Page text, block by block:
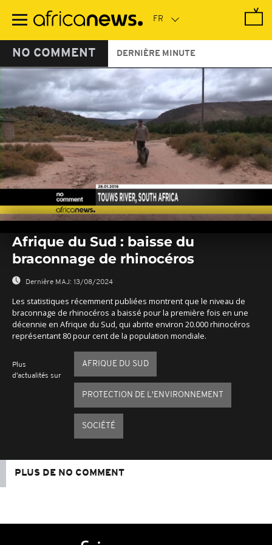
contenu
NO COMMENT DERNIÈRE MINUTE
seconds
seconds
Afrique du Sud : baisse du
braconnage de rhinocéros
Dernière MAJ: 13/08/2024
Les statistiques récemment publiées montrent que le niveau de
braconnage de rhinocéros a baissé pour la première fois en une
décennie en Afrique du Sud, qui abrite environ 20.000 rhinocéros
représentant 80 pour cent de la population mondiale.
Plus
d'actualités sur
AFRIQUE DU SUD
PROTECTION DE L'ENVIRONNEMENT
SOCIÉTÉ
PLUS DE NO COMMENT